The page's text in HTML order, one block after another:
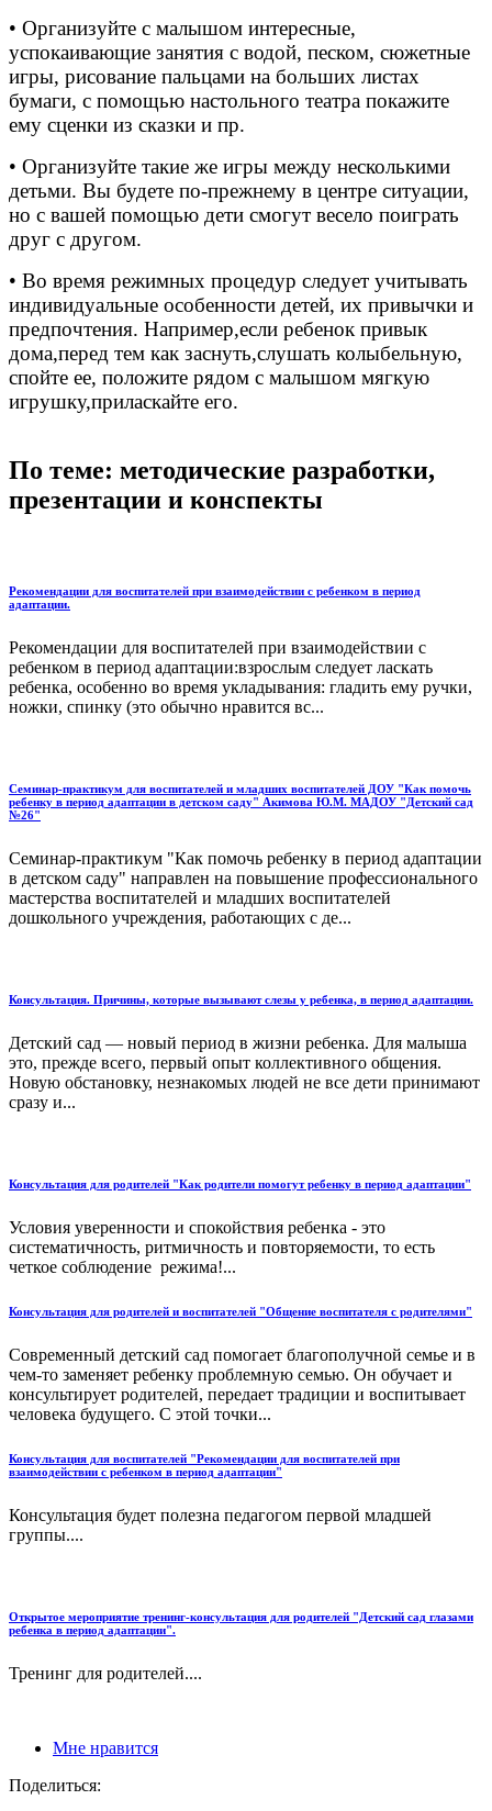
• Организуйте с малышом интересные,
успокаивающие занятия с водой, песком, сюжетные
игры, рисование пальцами на больших листах
бумаги, с помощью настольного театра покажите
ему сценки из сказки и пр.
• Организуйте такие же игры между несколькими
детьми. Вы будете по-прежнему в центре ситуации,
но с вашей помощью дети смогут весело поиграть
друг с другом.
• Во время режимных процедур следует учитывать
индивидуальные особенности детей, их привычки и
предпочтения. Например,если ребенок привык
дома,перед тем как заснуть,слушать колыбельную,
спойте ее, положите рядом с малышом мягкую
игрушку,приласкайте его.
По теме: методические разработки,
презентации и конспекты
Рекомендации для воспитателей при взаимодействии с ребенком в период
адаптации.
Рекомендации для воспитателей при взаимодействии с
ребенком в период адаптации:взрослым следует ласкать
ребенка, особенно во время укладывания: гладить ему ручки,
ножки, спинку (это обычно нравится вс...
Семинар-практикум для воспитателей и младших воспитателей ДОУ "Как помочь
ребенку в период адаптации в детском саду" Акимова Ю.М. МАДОУ "Детский сад
№26"
Семинар-практикум "Как помочь ребенку в период адаптации
в детском саду" направлен на повышение профессионального
мастерства воспитателей и младших воспитателей
дошкольного учреждения, работающих с де...
Консультация. Причины, которые вызывают слезы у ребенка, в период адаптации.
Детский сад — новый период в жизни ребенка. Для малыша
это, прежде всего, первый опыт коллективного общения.
Новую обстановку, незнакомых людей не все дети принимают
сразу и...
Консультация для родителей "Как родители помогут ребенку в период адаптации"
Условия уверенности и спокойствия ребенка - это
систематичность, ритмичность и повторяемости, то есть
четкое соблюдение режима!...
Консультация для родителей и воспитателей "Общение воспитателя с родителями"
Современный детский сад помогает благополучной семье и в
чем-то заменяет ребенку проблемную семью. Он обучает и
консультирует родителей, передает традиции и воспитывает
человека будущего. С этой точки...
Консультация для воспитателей "Рекомендации для воспитателей при
взаимодействии с ребенком в период адаптации"
Консультация будет полезна педагогом первой младшей
группы....
Открытое мероприятие тренинг-консультация для родителей "Детский сад глазами
ребенка в период адаптации".
Тренинг для родителей....
Мне нравится
Поделиться: